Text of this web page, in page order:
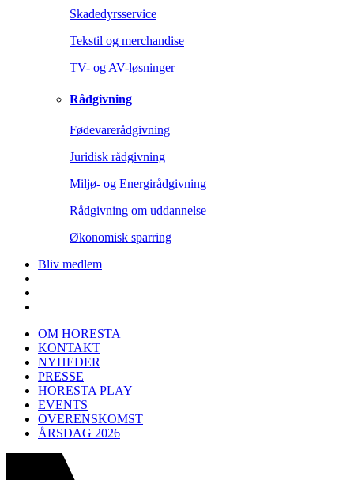
Skadedyrsservice
Tekstil og merchandise
TV- og AV-løsninger
Rådgivning
Fødevarerådgivning
Juridisk rådgivning
Miljø- og Energirådgivning
Rådgivning om uddannelse
Økonomisk sparring
Bliv medlem
OM HORESTA
KONTAKT
NYHEDER
PRESSE
HORESTA PLAY
EVENTS
OVERENSKOMST
ÅRSDAG 2026